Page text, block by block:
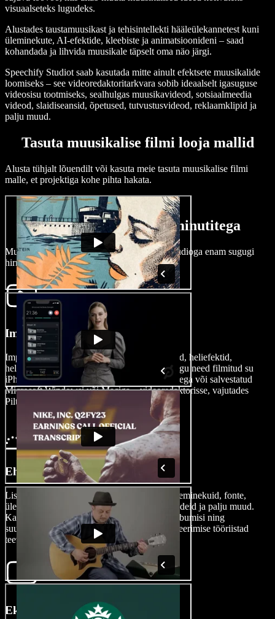
visuaalseteks lugudeks.
Alustades taustamuusikast ja tehisintellekti hääleülekannetest kuni
üleminekute, AI-efektide, kleebiste ja animatsioonideni – saad
kohandada ja lihvida muusikale täpselt oma näo järgi.
Speechify Studiot saab kasutada mitte ainult efektsete muusikalide
loomiseks – see videoredaktoritarkvara sobib ideaalselt igasuguse
videosisu tootmiseks, sealhulgas muusikavideod, sotsiaalmeedia
videod, slaidiseansid, õpetused, tutvustusvideod, reklaamklipid ja
palju muud.
Tasuta muusikalise filmi looja mallid
Alusta tühjalt lõuendilt või kasuta meie tasuta muusikalise filmi
malle, et projektiga kohe pihta hakata.
Loo muusikaline film minutitega
Muusikalise filmi loomine pole Speechify Studioga enam sugugi
hirmutav ülesanne.
Impordi oma film
Impordi lihtsalt omaenda muusika, videoklipid, heliefektid,
helifailid, tasuta taustamuusika või pildid – olgu need filmitud su
iPhone'i, Androidi või mõne muu iOS-seadmega või salvestatud
Microsoft Windowsi või Maciga – videoredaktorisse, vajutades
Pilte/Videosid.
Ehita oma film
Lisa oma loomingule muusikat, heliefekte, üleminekuid, fonte,
ülekatteid, kleebiseid, subtiitreid, hääleülekandeid ja palju muud.
Kasutada saad ka lõikamisi, sisse- ja väljahääbumisi ning
suumiefekte. Algajasõbralikud AI-videoredigeerimise tööriistad
teevad võimalused peaaegu piirituks.
Ekspordi oma film